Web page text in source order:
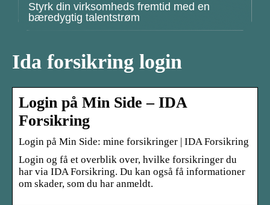
Styrk din virksomheds fremtid med en
bæredygtig talentstrøm
Ida forsikring login
Login på Min Side – IDA
Forsikring
Login på Min Side: mine forsikringer | IDA Forsikring
Login og få et overblik over, hvilke forsikringer du
har via IDA Forsikring. Du kan også få informationer
om skader, som du har anmeldt.